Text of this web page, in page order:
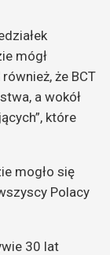
mógł
że BCT
a wokół
które
mogło się
Polacy
30 lat